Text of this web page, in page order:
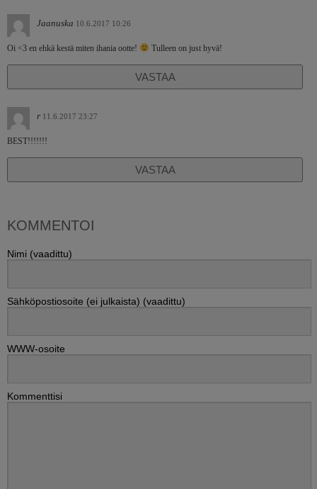
Jaanuska 10.6.2017 10:26
Oi <3 en ehkä kestä miten ihania ootte! Tulleen on just hyvä!
VASTAA
r 11.6.2017 23:27
BEST!!!!!!!
VASTAA
KOMMENTOI
Nimi (vaadittu)
Sähköpostiosoite (ei julkaista) (vaadittu)
WWW-osoite
Kommenttisi